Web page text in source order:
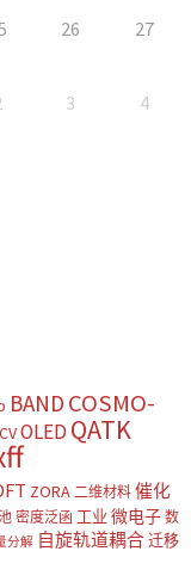
26 27
3 4
BAND COSMO-
OLED QATK
ZORA 二维材料 催化
密度泛函 工业 微电子 数
分解 自旋轨道耦合迁移